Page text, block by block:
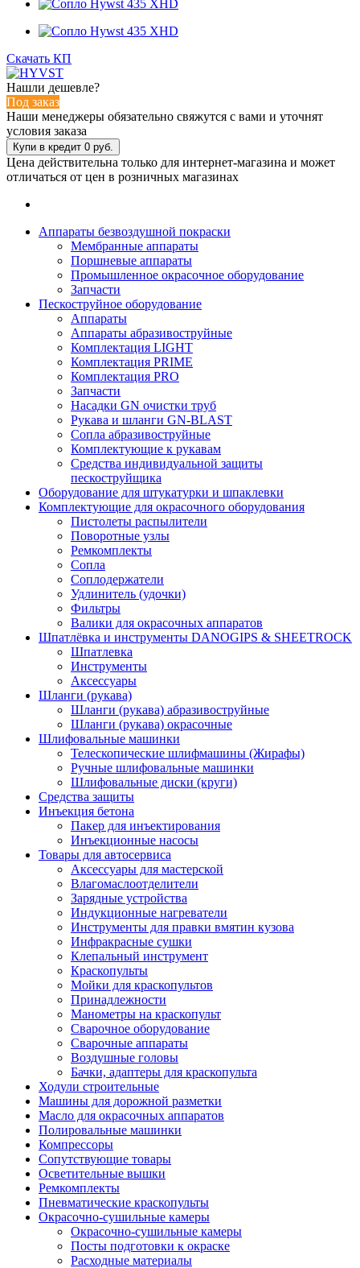
Скачать КП
Нашли дешевле?
Под заказ
Наши менеджеры обязательно свяжутся с вами и уточнят
условия заказа
Цена действительна только для интернет-магазина и может
отличаться от цен в розничных магазинах
Аппараты безвоздушной покраски
Мембранные аппараты
Поршневые аппараты
Промышленное окрасочное оборудование
Запчасти
Пескоструйное оборудование
Аппараты
Аппараты абразивоструйные
Комплектация LIGHT
Комплектация PRIME
Комплектация PRO
Запчасти
Насадки GN очистки труб
Рукава и шланги GN-BLAST
Сопла абразивоструйные
Комплектующие к рукавам
Средства индивидуальной защиты
пескоструйщика
Оборудование для штукатурки и шпаклевки
Комплектующие для окрасочного оборудования
Пистолеты распылители
Поворотные узлы
Ремкомплекты
Сопла
Соплодержатели
Удлинитель (удочки)
Фильтры
Валики для окрасочных аппаратов
Шпатлёвка и инструменты DANOGIPS & SHEETROCK
Шпатлевка
Инструменты
Аксессуары
Шланги (рукава)
Шланги (рукава) абразивоструйные
Шланги (рукава) окрасочные
Шлифовальные машинки
Телескопические шлифмашины (Жирафы)
Ручные шлифовальные машинки
Шлифовальные диски (круги)
Средства защиты
Инъекция бетона
Пакер для инъектирования
Инъекционные насосы
Товары для автосервиса
Аксессуары для мастерской
Влагомаслоотделители
Зарядные устройства
Индукционные нагреватели
Инструменты для правки вмятин кузова
Инфракрасные сушки
Клепальный инструмент
Краскопульты
Мойки для краскопультов
Принадлежности
Манометры на краскопульт
Сварочное оборудование
Сварочные аппараты
Воздушные головы
Бачки, адаптеры для краскопульта
Ходули строительные
Машины для дорожной разметки
Масло для окрасочных аппаратов
Полировальные машинки
Компрессоры
Сопутствующие товары
Осветительные вышки
Ремкомплекты
Пневматические краскопульты
Окрасочно-сушильные камеры
Окрасочно-сушильные камеры
Посты подготовки к окраске
Расходные материалы